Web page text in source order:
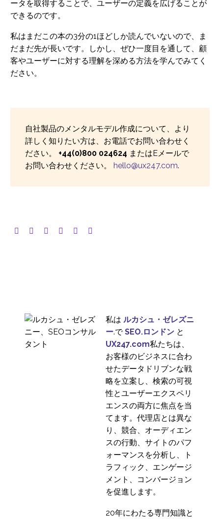
ータを取得することで、ユーザーの定義を広げることが
できるのです。
私はまだこの本の3分の1ほどしか読んでいないので、ま
だまだ先が長いです。しかし、ぜひ一度目を通して、顧
客やユーザーに対する理解を深める方法を学んでみてく
ださい。
自社製品のメンタルモデル作成について、より
詳しく知りたい方は、お電話でお問い合わせく
ださい。 +44(0)800 024624 またはEメールで
お問い合わせください。
hello@ux247.com.
私は ルカシュ・ゼレズニ
ー.でSEO.ロンドン と
UX247.com私たちは、
お客様のビジネスに合わ
せたデータドリブンな戦
略を立案し、検索の可視
性とユーザーエクスペリ
エンスの両方に焦点を当
てます。代理店とは異な
り、競合、オーディエン
スの行動、サイトのパフ
ォーマンスを分析し、ト
ラフィック、エンゲージ
メント、コンバージョン
を促進します。
20年にわたる専門知識と